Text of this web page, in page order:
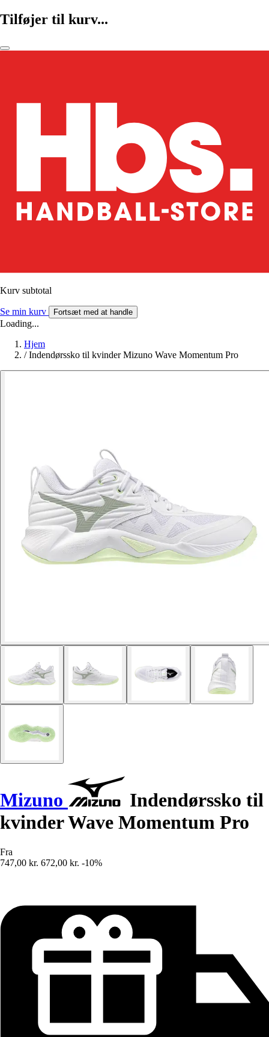
Tilføjer til kurv...
Kurv subtotal
Se min kurv Fortsæt med at handle
Loading...
Hjem
/ Indendørssko til kvinder Mizuno Wave Momentum Pro
Mizuno
Indendørssko til
kvinder Wave Momentum Pro
Fra
747,00 kr. 672,00 kr. -10%